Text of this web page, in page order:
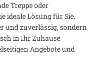
Treppe oder
ideale Lösung für Sie.
und zuverlässig, sondern
in Ihr Zuhause
Angebote und